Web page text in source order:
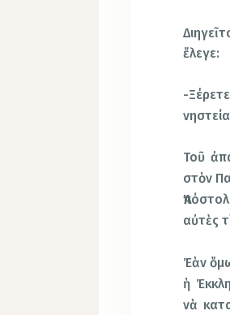
ἔλεγε:
-
Τοῦ
στὸν
αὐτὲς
Ἐὰν
ἡ
νὰ